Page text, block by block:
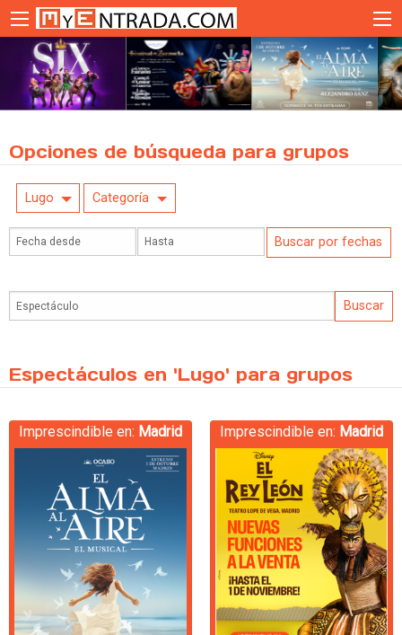
Opciones de búsqueda para grupos
Lugo Categoría
Espectáculos en 'Lugo' para grupos
Imprescindible en: Madrid Imprescindible en: Madrid